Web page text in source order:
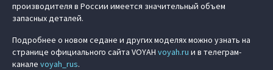
производителя в России имеется значительный объем
запасных деталей.
Подробнее о новом седане и других моделях можно узнать на
странице официального сайта VOYAH voyah.ru и в телеграм-
канале voyah_rus.